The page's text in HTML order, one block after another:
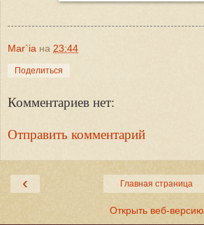
Mar`ia на 23:44
Поделиться
Комментариев нет:
Отправить комментарий
‹ Главная страница
Открыть веб-версию